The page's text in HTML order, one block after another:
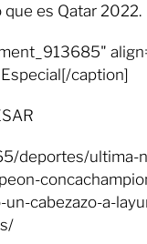
es Qatar 2022.
caption]
deportes/ultima-
cabezazo-a-